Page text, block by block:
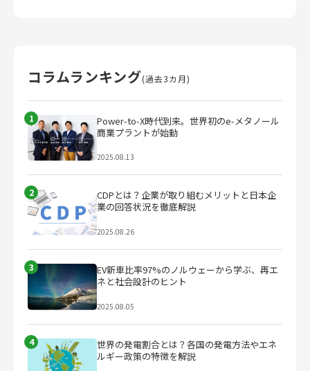
コラムランキング(過去3カ月)
1
Power-to-X時代到来。世界初のe-メタノール
商業プラントが始動
2025.08.13
2
CDPとは？企業が取り組むメリットと日本企
業の回答状況を徹底解説
2025.08.26
3
EV新車比率97%のノルウェーから学ぶ、再エ
ネと社会設計のヒント
2025.08.05
4
世界の発電割合とは？各国の発電方法やエネ
ルギー政策の特徴を解説